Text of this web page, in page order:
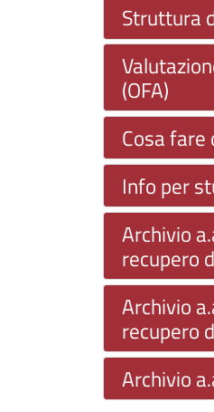
Struttura
(OFA)
Cosa fare
Info per
Archivio
recupero
Archivio
recupero
Archivio